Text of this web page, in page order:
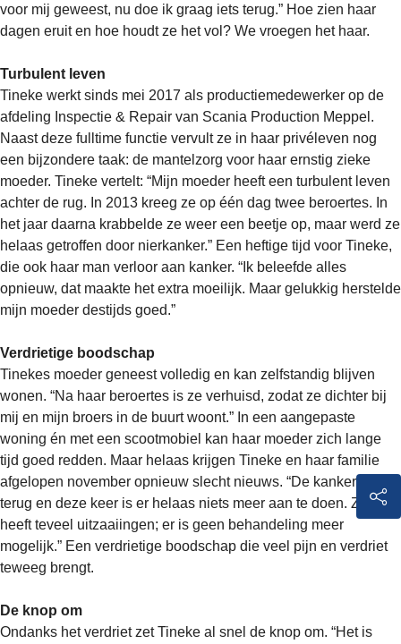
voor mij geweest, nu doe ik graag iets terug.” Hoe zien haar
dagen eruit en hoe houdt ze het vol? We vroegen het haar.
Turbulent leven
Tineke werkt sinds mei 2017 als productiemedewerker op de
afdeling Inspectie & Repair van Scania Production Meppel.
Naast deze fulltime functie vervult ze in haar privéleven nog
een bijzondere taak: de mantelzorg voor haar ernstig zieke
moeder. Tineke vertelt: “Mijn moeder heeft een turbulent leven
achter de rug. In 2013 kreeg ze op één dag twee beroertes. In
het jaar daarna krabbelde ze weer een beetje op, maar werd ze
helaas getroffen door nierkanker.” Een heftige tijd voor Tineke,
die ook haar man verloor aan kanker. “Ik beleefde alles
opnieuw, dat maakte het extra moeilijk. Maar gelukkig herstelde
mijn moeder destijds goed.”
Verdrietige boodschap
Tinekes moeder geneest volledig en kan zelfstandig blijven
wonen. “Na haar beroertes is ze verhuisd, zodat ze dichter bij
mij en mijn broers in de buurt woont.” In een aangepaste
woning én met een scootmobiel kan haar moeder zich lange
tijd goed redden. Maar helaas krijgen Tineke en haar familie
afgelopen november opnieuw slecht nieuws. “De kanker is
terug en deze keer is er helaas niets meer aan te doen. Ze
heeft teveel uitzaaiingen; er is geen behandeling meer
mogelijk.” Een verdrietige boodschap die veel pijn en verdriet
teweeg brengt.
De knop om
Ondanks het verdriet zet Tineke al snel de knop om. “Het is